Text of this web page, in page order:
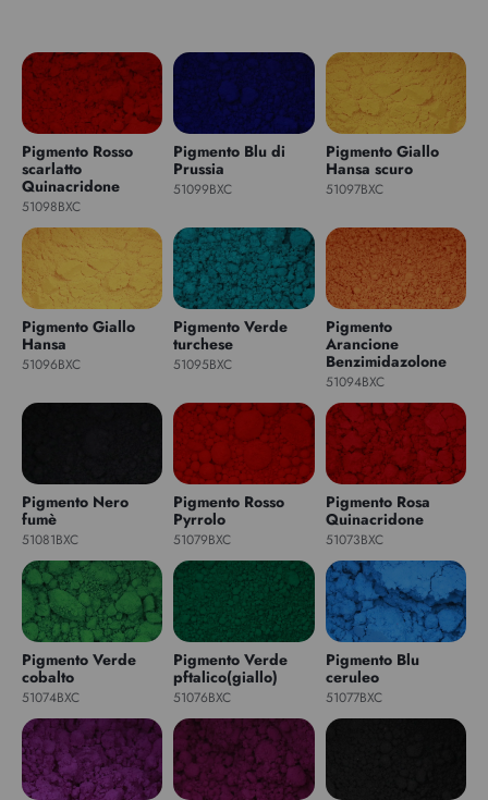
Pigmento Rosso
scarlatto
Quinacridone
51098BXC
Pigmento Blu di
Prussia
51099BXC
Pigmento Giallo
Hansa scuro
51097BXC
Pigmento Giallo
Hansa
51096BXC
Pigmento Verde
turchese
51095BXC
Pigmento
Arancione
Benzimidazolone
51094BXC
Pigmento Nero
fumè
51081BXC
Pigmento Rosso
Pyrrolo
51079BXC
Pigmento Rosa
Quinacridone
51073BXC
Pigmento Verde
cobalto
51074BXC
Pigmento Verde
pftalico(giallo)
51076BXC
Pigmento Blu
ceruleo
51077BXC